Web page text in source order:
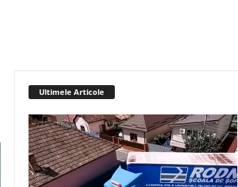
Ultimele Articole